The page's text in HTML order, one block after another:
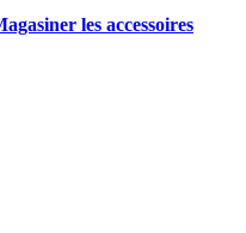
les accessoires